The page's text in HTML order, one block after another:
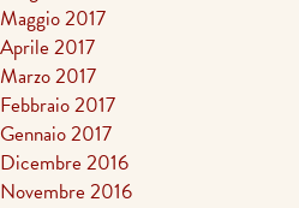
Maggio 2017
Aprile 2017
Marzo 2017
Febbraio 2017
Gennaio 2017
Dicembre 2016
Novembre 2016